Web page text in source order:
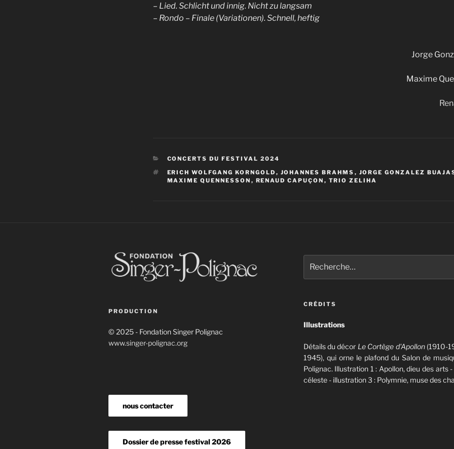
– Lied. Schlicht und innig. Nicht zu langsam
– Rondo – Finale (Variationen). Schnell, heftig
Jorge
Maxime
CATÉGORIES
CONCERTS DU FESTIVAL 2024
ÉTIQUETTES
ERICH WOLFGANG KORNGOLD , JOHANNES BRAHMS , JORGE GONZALEZ
MAXIME QUENNESSON , RENAUD CAPUÇON , TRIO ZELIHA
PRODUCTION
© 2025 - Fondation Singer Polignac
www.singer-polignac.org
nous contacter
Dossier de presse festival 2026
pour
:
CRÉDITS
Illustrations
Détails du décor Le Cortège d'Apollon(1910-
1945), qui orne le plafond du Salon de
Polignac. Illustration 1 : Apollon, dieu des arts
céleste - illustration 3 : Polymnie, muse des